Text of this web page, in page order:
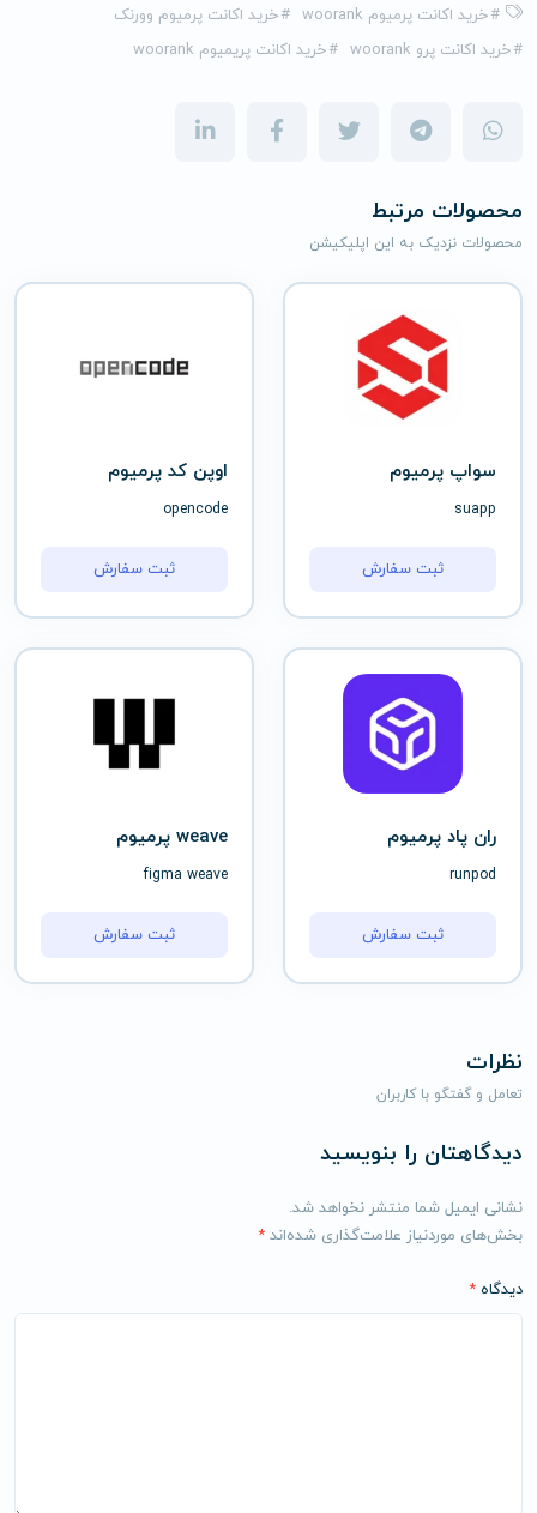
#خرید اکانت پرمیوم woorank #خرید اکانت پرمیوم وورنک
#خرید اکانت پرو woorank #خرید اکانت پریمیوم woorank
محصولات مرتبط
محصولات نزدیک به این اپلیکیشن
سواپ پرمیوم
suapp
ثبت سفارش
اوپن کد پرمیوم
opencode
ثبت سفارش
ران پاد پرمیوم
runpod
ثبت سفارش
weave پرمیوم
figma weave
ثبت سفارش
نظرات
تعامل و گفتگو با کاربران
دیدگاهتان را بنویسید
نشانی ایمیل شما منتشر نخواهد شد.
بخش‌های موردنیاز علامت‌گذاری شده‌اند *
دیدگاه *